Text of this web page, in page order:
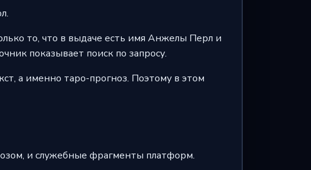
то, что в выдаче есть имя Анжелы Перл и
показывает поиск по запросу.
а именно таро-прогноз. Поэтому в этом
и служебные фрагменты платформ.